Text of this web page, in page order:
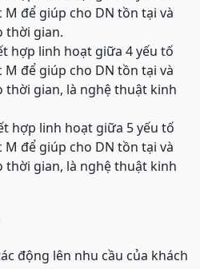
để giúp cho DN tồn tại và
thời gian.
hợp linh hoạt giữa 4 yếu tố
để giúp cho DN tồn tại và
gian, là nghệ thuật kinh
hợp linh hoạt giữa 5 yếu tố
để giúp cho DN tồn tại và
gian, là nghệ thuật kinh
động lên nhu cầu của khách